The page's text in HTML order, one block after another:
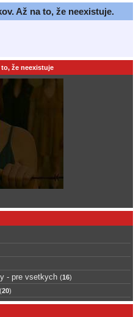
Až na to, že neexistuje.
že neexistuje
- pre vsetkych (16)
(20)